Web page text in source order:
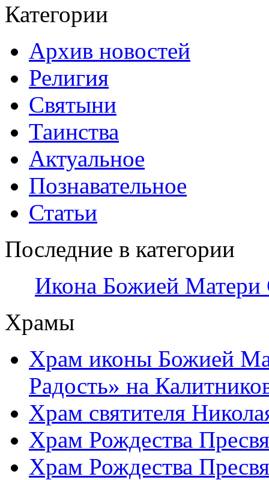
Категории
Архив новостей
Религия
Святыни
Таинства
Актуальное
Познавательное
Статьи
Последние в категории
Икона Божией Матери
Храмы
Храм иконы Божией
Радость» на
Храм святителя
Храм Рождества
Храм Рождества